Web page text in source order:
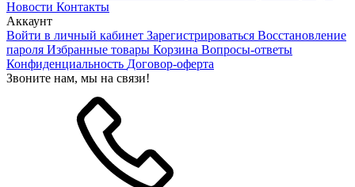
Новости Контакты
Аккаунт
Войти в личный кабинет Зарегистрироваться Восстановление
пароля Избранные товары Корзина Вопросы-ответы
Конфиденциальность Договор-оферта
Звоните нам, мы на связи!